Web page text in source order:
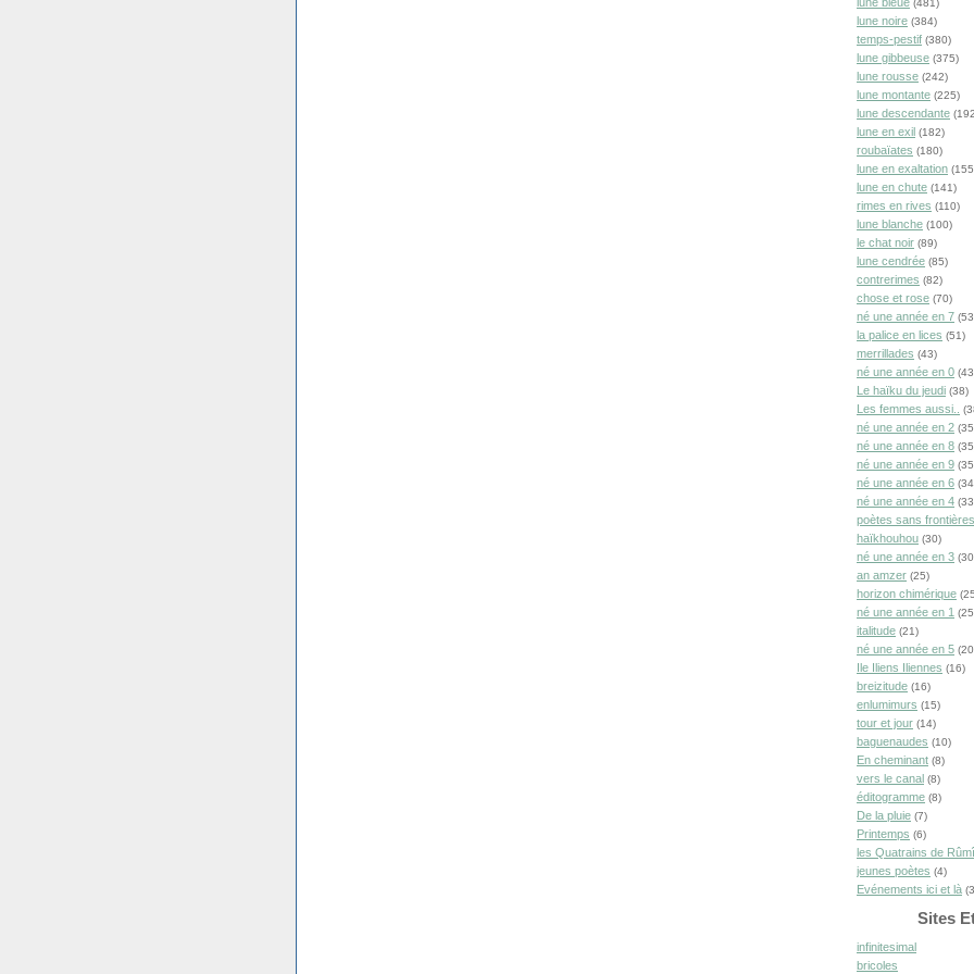
(481)
lune noire (384)
temps-pestif (380)
lune gibbeuse (375)
lune rousse (242)
lune montante (225)
lune descendante
lune en exil (182)
roubaïates (180)
lune en exaltation
lune en chute (141)
rimes en rives (110)
lune blanche (100)
le chat noir (89)
lune cendrée (85)
contrerimes (82)
chose et rose (70)
né une année en 7
la palice en lices (51)
merrillades (43)
né une année en 0
Le haïku du jeudi (38)
Les femmes aussi..
né une année en 2
né une année en 8
né une année en 9
né une année en 6
né une année en 4
poètes sans frontières
haïkhouhou (30)
né une année en 3
an amzer (25)
horizon chimérique
né une année en 1
italitude (21)
né une année en 5
Ile Iliens Iliennes (16)
breizitude (16)
enlumimurs (15)
tour et jour (14)
baguenaudes (10)
En cheminant (8)
vers le canal (8)
éditogramme (8)
De la pluie (7)
Printemps (6)
les Quatrains de Rûmî
jeunes poètes (4)
Evénements ici et là
Sites
infinitesimal
bricoles